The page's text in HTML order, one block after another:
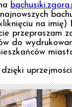
na
przepraszam
do